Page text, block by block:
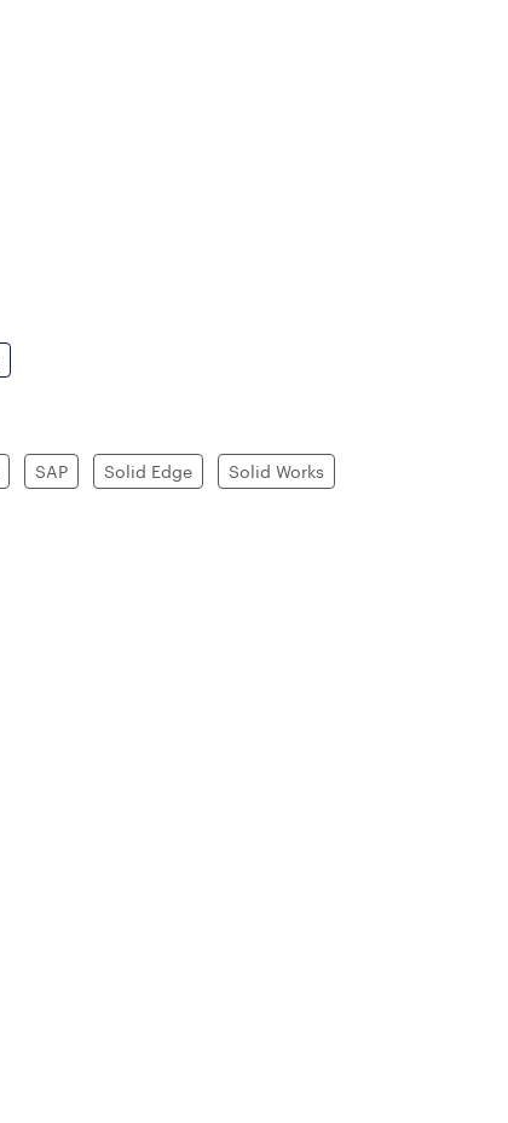
SAP Solid Edge Solid Works